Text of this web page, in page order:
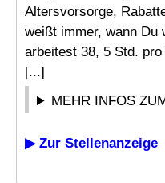
Altersvorsorge,
weißt immer, wann Du
arbeitest 38, 5 Std.
[...]
MEHR INFOS
▶ Zur Stellenanzeige